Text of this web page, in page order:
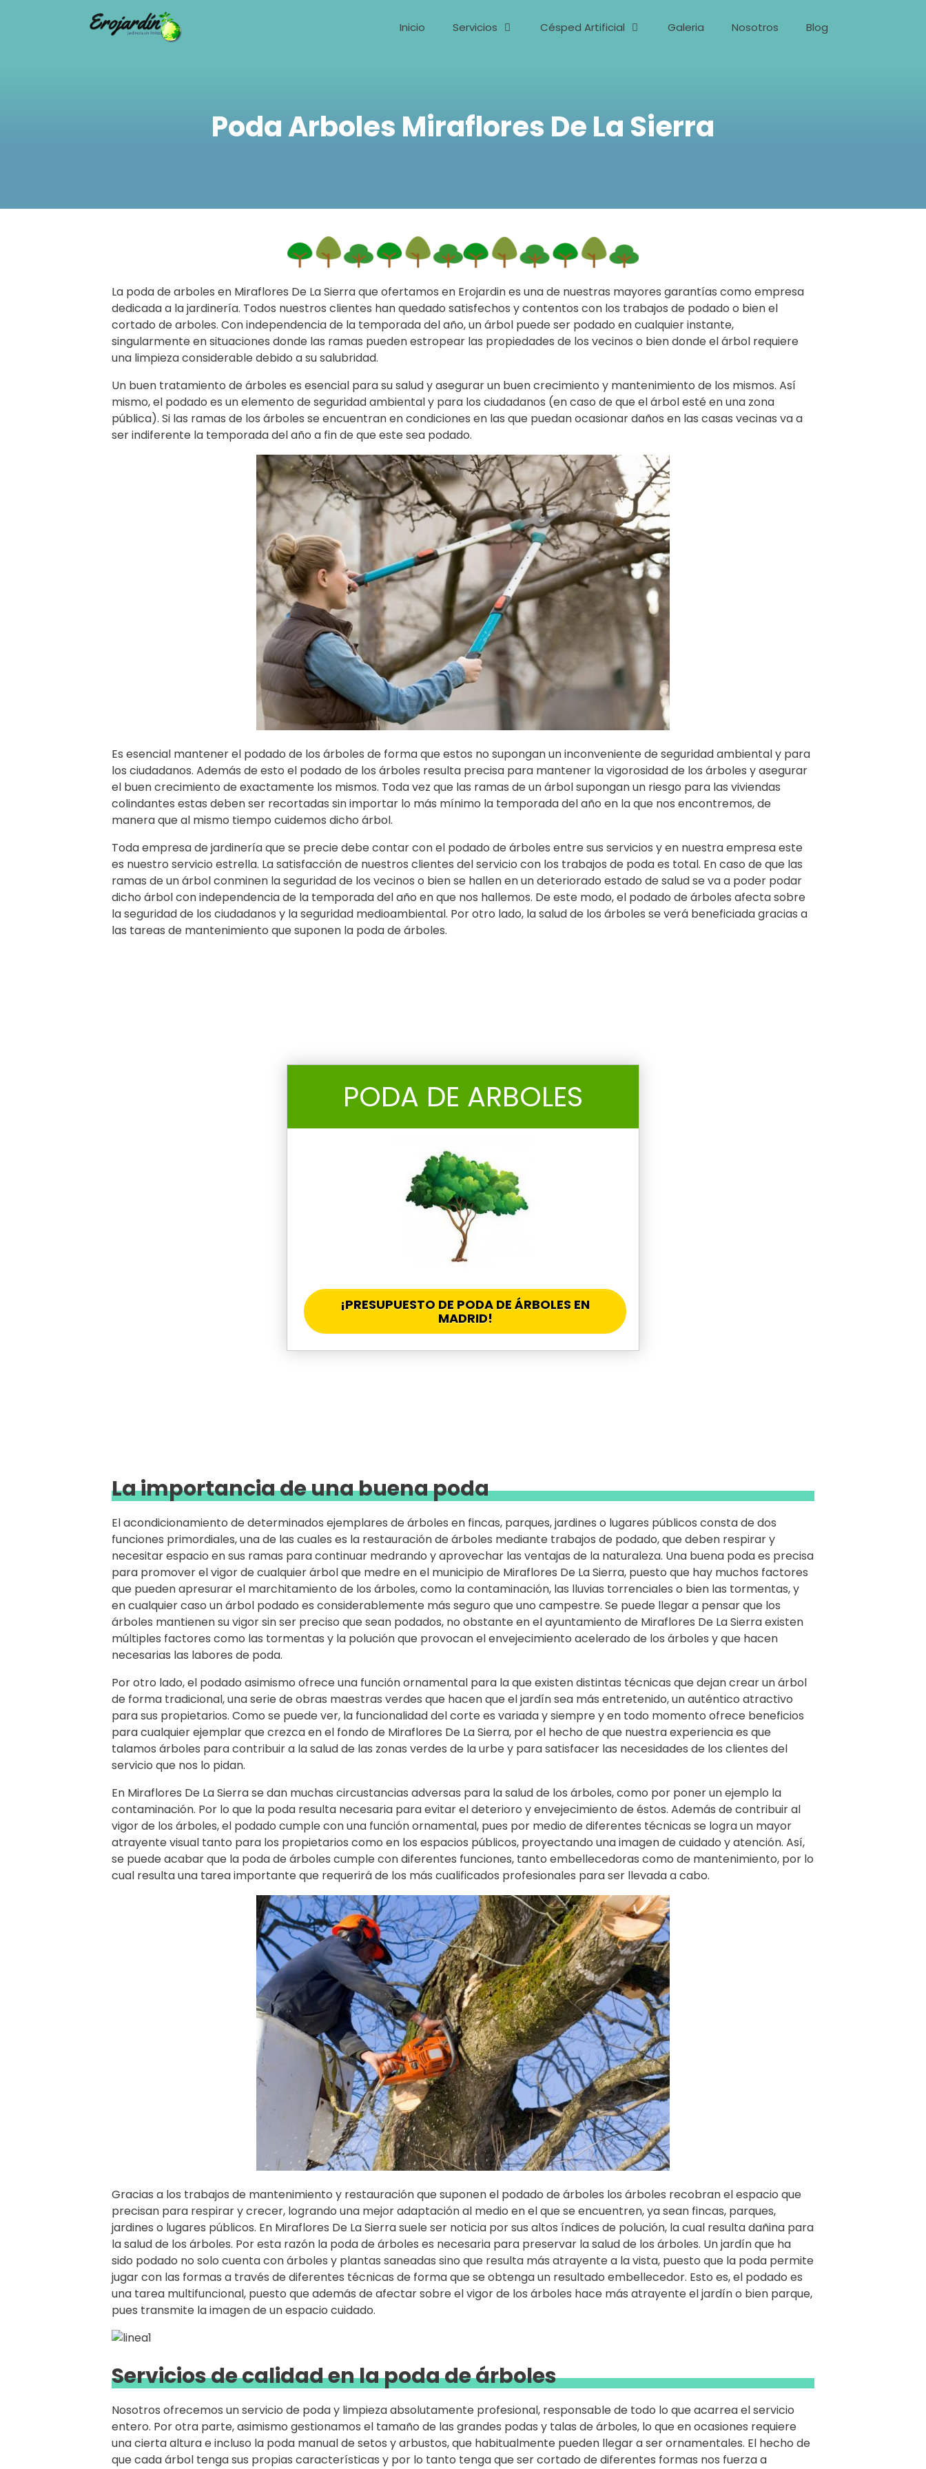
Inicio Servicios Césped Artificial Galeria Nosotros Blog
Poda Arboles Miraflores De La Sierra
La poda de arboles en Miraflores De La Sierra que ofertamos en Erojardin es una de nuestras mayores garantías como empresa
dedicada a la jardinería. Todos nuestros clientes han quedado satisfechos y contentos con los trabajos de podado o bien el
cortado de arboles. Con independencia de la temporada del año, un árbol puede ser podado en cualquier instante,
singularmente en situaciones donde las ramas pueden estropear las propiedades de los vecinos o bien donde el árbol requiere
una limpieza considerable debido a su salubridad.
Un buen tratamiento de árboles es esencial para su salud y asegurar un buen crecimiento y mantenimiento de los mismos. Así
mismo, el podado es un elemento de seguridad ambiental y para los ciudadanos (en caso de que el árbol esté en una zona
pública). Si las ramas de los árboles se encuentran en condiciones en las que puedan ocasionar daños en las casas vecinas va a
ser indiferente la temporada del año a fin de que este sea podado.
Es esencial mantener el podado de los árboles de forma que estos no supongan un inconveniente de seguridad ambiental y para
los ciudadanos. Además de esto el podado de los árboles resulta precisa para mantener la vigorosidad de los árboles y asegurar
el buen crecimiento de exactamente los mismos. Toda vez que las ramas de un árbol supongan un riesgo para las viviendas
colindantes estas deben ser recortadas sin importar lo más mínimo la temporada del año en la que nos encontremos, de
manera que al mismo tiempo cuidemos dicho árbol.
Toda empresa de jardinería que se precie debe contar con el podado de árboles entre sus servicios y en nuestra empresa este
es nuestro servicio estrella. La satisfacción de nuestros clientes del servicio con los trabajos de poda es total. En caso de que las
ramas de un árbol conminen la seguridad de los vecinos o bien se hallen en un deteriorado estado de salud se va a poder podar
dicho árbol con independencia de la temporada del año en que nos hallemos. De este modo, el podado de árboles afecta sobre
la seguridad de los ciudadanos y la seguridad medioambiental. Por otro lado, la salud de los árboles se verá beneficiada gracias a
las tareas de mantenimiento que suponen la poda de árboles.
PODA DE ARBOLES
¡PRESUPUESTO DE PODA DE ÁRBOLES EN
MADRID!
La importancia de una buena poda
El acondicionamiento de determinados ejemplares de árboles en fincas, parques, jardines o lugares públicos consta de dos
funciones primordiales, una de las cuales es la restauración de árboles mediante trabajos de podado, que deben respirar y
necesitar espacio en sus ramas para continuar medrando y aprovechar las ventajas de la naturaleza. Una buena poda es precisa
para promover el vigor de cualquier árbol que medre en el municipio de Miraflores De La Sierra, puesto que hay muchos factores
que pueden apresurar el marchitamiento de los árboles, como la contaminación, las lluvias torrenciales o bien las tormentas, y
en cualquier caso un árbol podado es considerablemente más seguro que uno campestre. Se puede llegar a pensar que los
árboles mantienen su vigor sin ser preciso que sean podados, no obstante en el ayuntamiento de Miraflores De La Sierra existen
múltiples factores como las tormentas y la polución que provocan el envejecimiento acelerado de los árboles y que hacen
necesarias las labores de poda.
Por otro lado, el podado asimismo ofrece una función ornamental para la que existen distintas técnicas que dejan crear un árbol
de forma tradicional, una serie de obras maestras verdes que hacen que el jardín sea más entretenido, un auténtico atractivo
para sus propietarios. Como se puede ver, la funcionalidad del corte es variada y siempre y en todo momento ofrece beneficios
para cualquier ejemplar que crezca en el fondo de Miraflores De La Sierra, por el hecho de que nuestra experiencia es que
talamos árboles para contribuir a la salud de las zonas verdes de la urbe y para satisfacer las necesidades de los clientes del
servicio que nos lo pidan.
En Miraflores De La Sierra se dan muchas circustancias adversas para la salud de los árboles, como por poner un ejemplo la
contaminación. Por lo que la poda resulta necesaria para evitar el deterioro y envejecimiento de éstos. Además de contribuir al
vigor de los árboles, el podado cumple con una función ornamental, pues por medio de diferentes técnicas se logra un mayor
atrayente visual tanto para los propietarios como en los espacios públicos, proyectando una imagen de cuidado y atención. Así,
se puede acabar que la poda de árboles cumple con diferentes funciones, tanto embellecedoras como de mantenimiento, por lo
cual resulta una tarea importante que requerirá de los más cualificados profesionales para ser llevada a cabo.
Gracias a los trabajos de mantenimiento y restauración que suponen el podado de árboles los árboles recobran el espacio que
precisan para respirar y crecer, logrando una mejor adaptación al medio en el que se encuentren, ya sean fincas, parques,
jardines o lugares públicos. En Miraflores De La Sierra suele ser noticia por sus altos índices de polución, la cual resulta dañina para
la salud de los árboles. Por esta razón la poda de árboles es necesaria para preservar la salud de los árboles. Un jardín que ha
sido podado no solo cuenta con árboles y plantas saneadas sino que resulta más atrayente a la vista, puesto que la poda permite
jugar con las formas a través de diferentes técnicas de forma que se obtenga un resultado embellecedor. Esto es, el podado es
una tarea multifuncional, puesto que además de afectar sobre el vigor de los árboles hace más atrayente el jardín o bien parque,
pues transmite la imagen de un espacio cuidado.
Servicios de calidad en la poda de árboles
Nosotros ofrecemos un servicio de poda y limpieza absolutamente profesional, responsable de todo lo que acarrea el servicio
entero. Por otra parte, asimismo gestionamos el tamaño de las grandes podas y talas de árboles, lo que en ocasiones requiere
una cierta altura e incluso la poda manual de setos y arbustos, que habitualmente pueden llegar a ser ornamentales. El hecho de
que cada árbol tenga sus propias características y por lo tanto tenga que ser cortado de diferentes formas nos fuerza a